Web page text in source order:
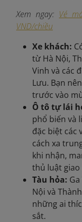
Xem ngay: Vé
VND/chiều
Xe khách:
từ Hà Nội,
Vinh và các
Lưu. Bạn
trước vào
Ô tô tự lái
phổ biến và
đặc biệt các
cách xa
khi nhận,
thủ luật giao
Tàu hỏa:
Nội và
những ai
sắt.